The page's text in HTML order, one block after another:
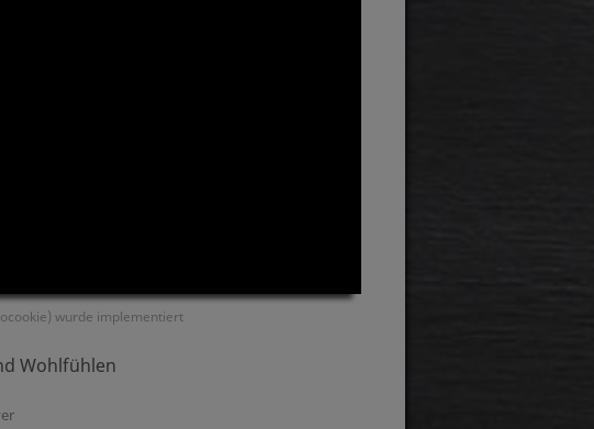
wurde implementiert
Wohlfühlen